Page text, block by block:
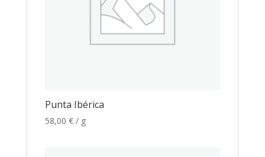
Punta Ibérica
58,00 € / g